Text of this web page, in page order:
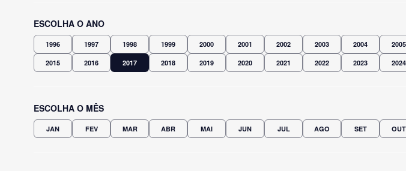
ESCOLHA O ANO
1996 1997 1998 1999 2000 2001 2002 2003 2004 2005
2015 2016 2017 2018 2019 2020 2021 2022 2023 2024
ESCOLHA O MÊS
JAN FEV MAR ABR MAI JUN JUL AGO SET OUT